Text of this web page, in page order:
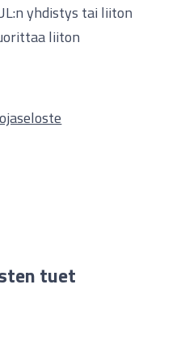
yhdistys tai liiton
liiton
tuet